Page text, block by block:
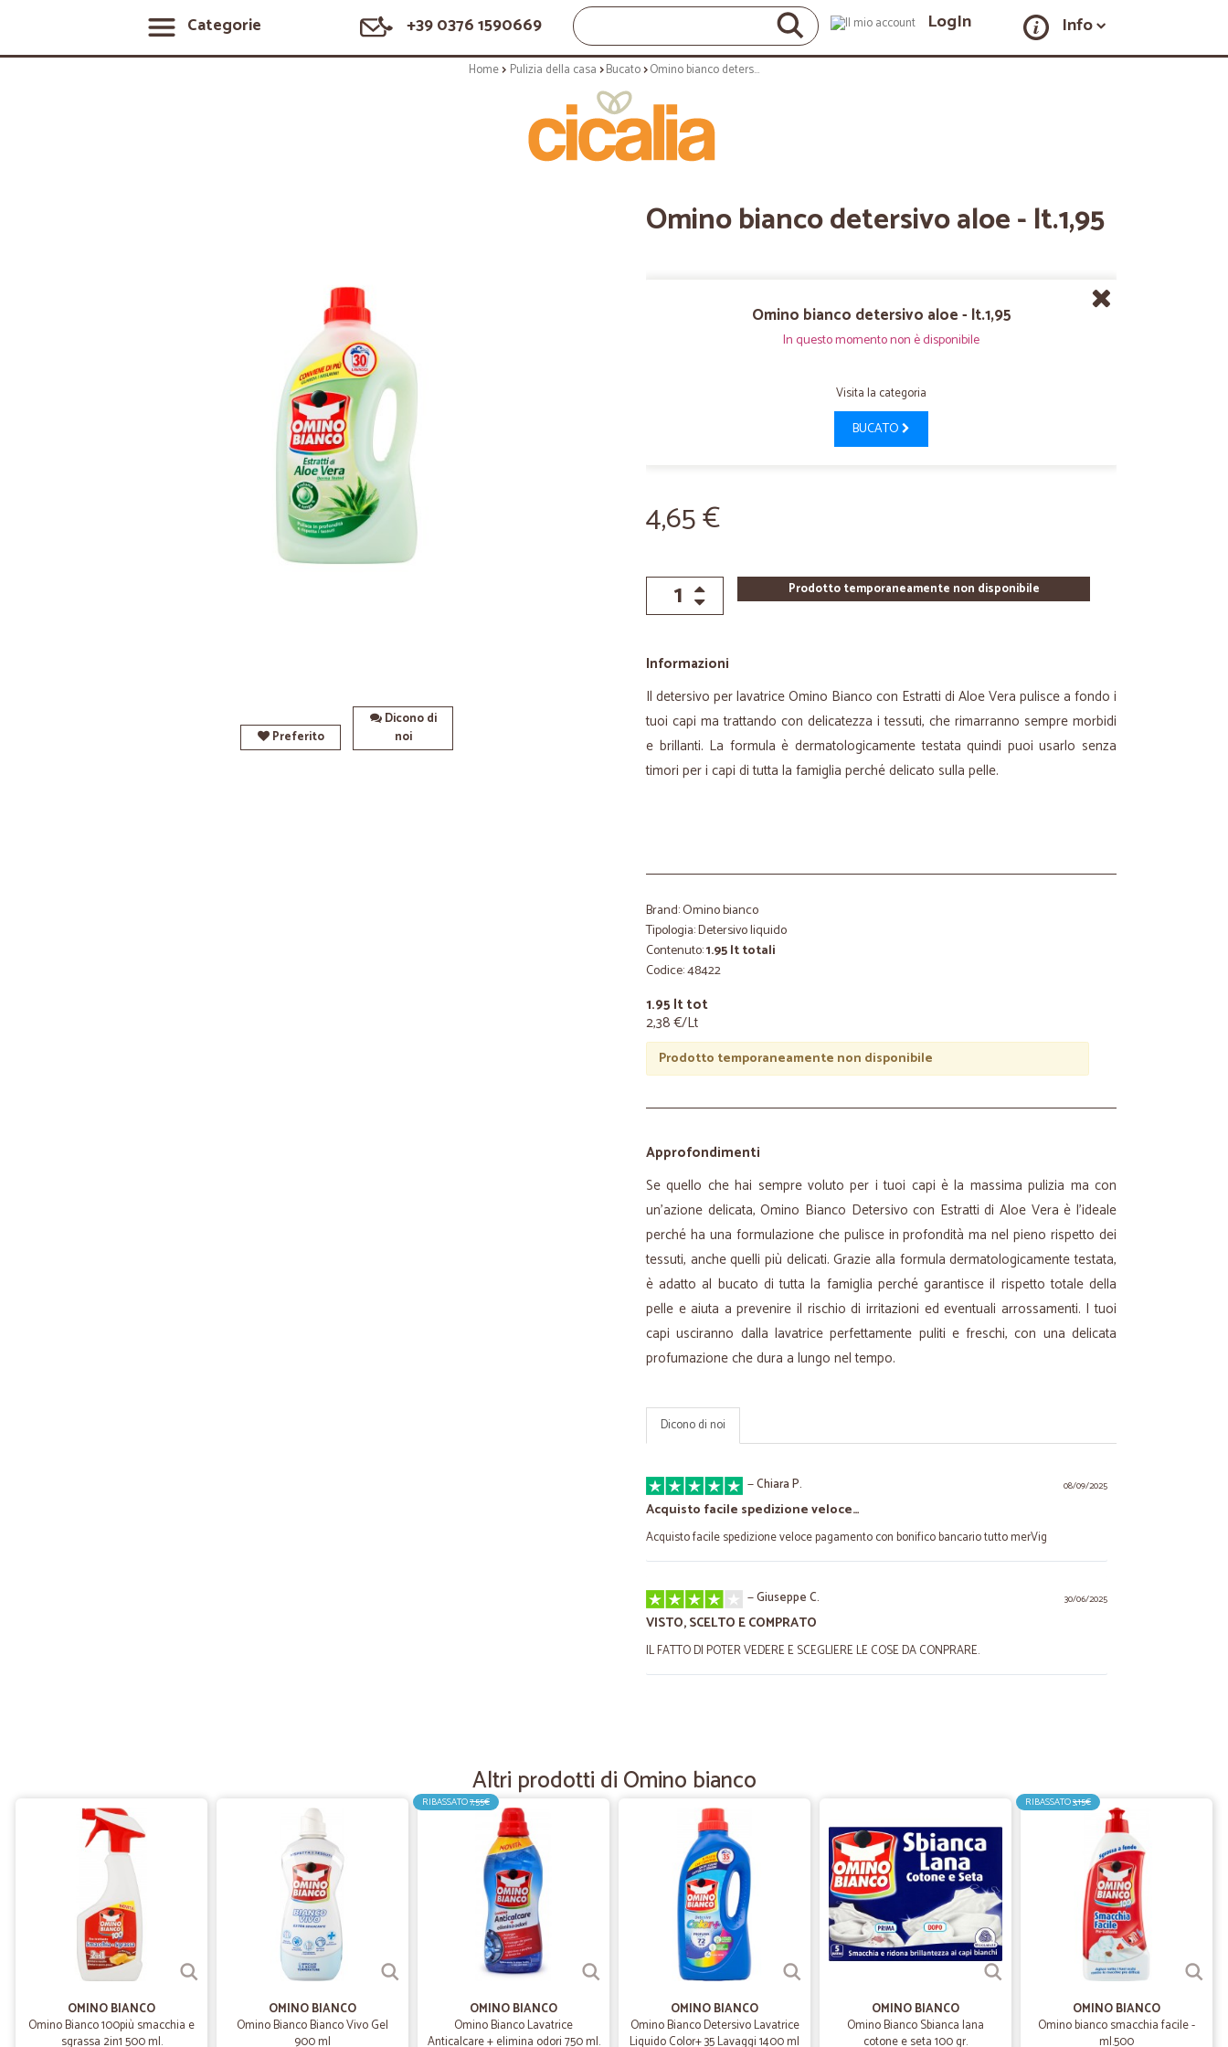
Categorie +39 0376 1590669 LogIn Info
Home Pulizia della casa Bucato Omino bianco detersivo aloe - lt.1,95
Preferito
Dicono di
noi
Omino bianco detersivo aloe - lt.1,95
Omino bianco detersivo aloe - lt.1,95
In questo momento non è disponibile
Visita la categoria
BUCATO
4,65 €
Prodotto temporaneamente non disponibile
Informazioni
Il detersivo per lavatrice Omino Bianco con Estratti di Aloe Vera pulisce a fondo i
tuoi capi ma trattando con delicatezza i tessuti, che rimarranno sempre morbidi
e brillanti. La formula è dermatologicamente testata quindi puoi usarlo senza
timori per i capi di tutta la famiglia perché delicato sulla pelle.
Brand: Omino bianco
Tipologia: Detersivo liquido
Contenuto:1.95 lt totali
Codice: 48422
1.95 lt tot
2,38 €/Lt
Prodotto temporaneamente non disponibile
Approfondimenti
Se quello che hai sempre voluto per i tuoi capi è la massima pulizia ma con
un'azione delicata, Omino Bianco Detersivo con Estratti di Aloe Vera è l'ideale
perché ha una formulazione che pulisce in profondità ma nel pieno rispetto dei
tessuti, anche quelli più delicati. Grazie alla formula dermatologicamente testata,
è adatto al bucato di tutta la famiglia perché garantisce il rispetto totale della
pelle e aiuta a prevenire il rischio di irritazioni ed eventuali arrossamenti. I tuoi
capi usciranno dalla lavatrice perfettamente puliti e freschi, con una delicata
profumazione che dura a lungo nel tempo.
Dicono di noi
08/09/2025
—Chiara P.
Acquisto facile spedizione veloce…
Acquisto facile spedizione veloce pagamento con bonifico bancario tutto merVig
30/06/2025
—Giuseppe C.
VISTO, SCELTO E COMPRATO
IL FATTO DI POTER VEDERE E SCEGLIERE LE COSE DA CONPRARE.
24/03/2023
fa tutto bene è perfetto
fa tutto bene è perfetto
17/10/2021
—
Consegna abbastanza veloce
Altri prodotti di Omino bianco
OMINO BIANCO
Omino Bianco 100più smacchia e
sgrassa 2in1 500 ml.
OMINO BIANCO
Omino Bianco Bianco Vivo Gel
900 ml
RIBASSATO7,55€
OMINO BIANCO
Omino Bianco Lavatrice
Anticalcare + elimina odori 750 ml.
OMINO BIANCO
Omino Bianco Detersivo Lavatrice
Liquido Color+ 35 Lavaggi 1400 ml
OMINO BIANCO
Omino Bianco Sbianca lana
cotone e seta 100 gr.
RIBASSATO3,15€
OMINO BIANCO
Omino bianco smacchia facile -
ml.500